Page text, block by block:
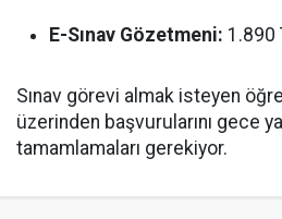
E-Sınav Gözetmeni: 1.890
Sınav görevi almak isteyen
üzerinden başvurularını gece
tamamlamaları gerekiyor.